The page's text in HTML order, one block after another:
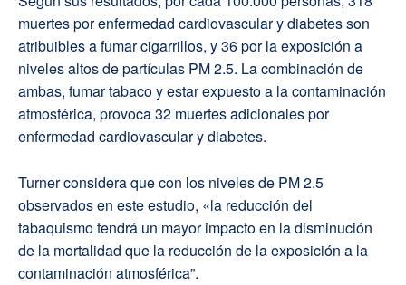
muertes por enfermedad cardiovascular y diabetes son
atribuibles a fumar cigarrillos, y 36 por la exposición a
niveles altos de partículas PM 2.5. La combinación de
ambas, fumar tabaco y estar expuesto a la contaminación
atmosférica, provoca 32 muertes adicionales por
enfermedad cardiovascular y diabetes.
Turner considera que con los niveles de PM 2.5
observados en este estudio, «la reducción del
tabaquismo tendrá un mayor impacto en la disminución
de la mortalidad que la reducción de la exposición a la
contaminación atmosférica”.